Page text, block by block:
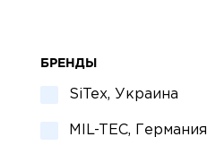
БРЕНДЫ
SiTex, Украина
MIL-TEC, Германия